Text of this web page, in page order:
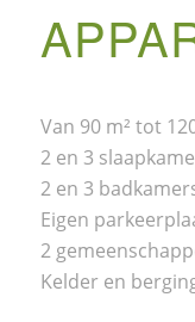
Van 90 m² tot
2 en 3
2 en 3
Eigen
2
Kelder en